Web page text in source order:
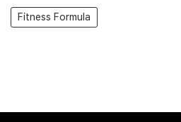
Fitness Formula